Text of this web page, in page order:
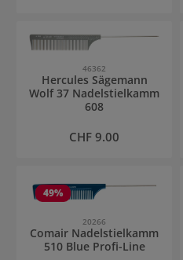
46362
Hercules Sägemann
Wolf 37 Nadelstielkamm
608
Regulärer Preis:
CHF 9.00
49%
20266
Comair Nadelstielkamm
510 Blue Profi-Line